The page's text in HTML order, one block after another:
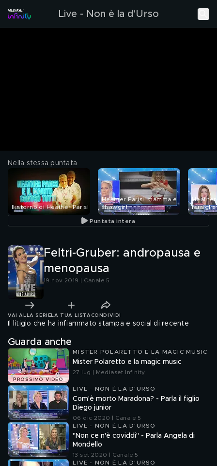
Live - Non è la d'Urso
Nella stessa puntata
Il ritorno di Heather Parisi
Heather Parisi: mamma e
showgirl
Puntata intera
Feltri-Gruber: andropausa e
menopausa
19 nov 2019 | Canale 5
VAI ALLA SERIE LA TUA LISTA CONDIVIDI
Il litigio che ha infiammato stampa e social di recente
Guarda anche
PROSSIMO VIDEO
MISTER POLARETTO E LA MAGIC MUSIC
Mister Polaretto e la magic music
27 lug | Mediaset Infinity
LIVE - NON È LA D'URSO
Com'è morto Maradona? - Parla il figlio
Diego junior
06 dic 2020 | Canale 5
LIVE - NON È LA D'URSO
"Non ce n'è coviddi" - Parla Angela di
Mondello
13 set 2020 | Canale 5
LIVE - NON È LA D'URSO